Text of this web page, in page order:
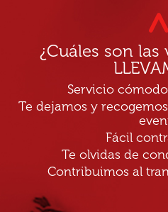
¿Cuáles son las
Servicio
Te dejamos y
Fácil
Te olvidas de
Contribuimos al